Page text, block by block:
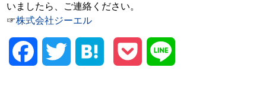
いましたら、ご連絡ください。
☞株式会社ジーエル
FacebookTwitter Hatena Pocket